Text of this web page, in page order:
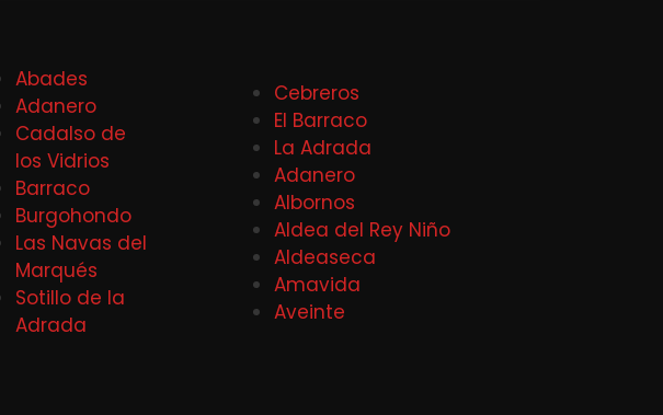
Abades
Adanero
Cadalso de
los Vidrios
Barraco
Burgohondo
Las Navas del
Marqués
Sotillo de la
Adrada
Cebreros
El Barraco
La Adrada
Adanero
Albornos
Aldea del Rey Niño
Aldeaseca
Amavida
Aveinte